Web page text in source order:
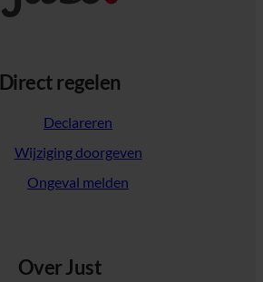
Direct regelen
Declareren
Wijziging doorgeven
Ongeval melden
Over Just